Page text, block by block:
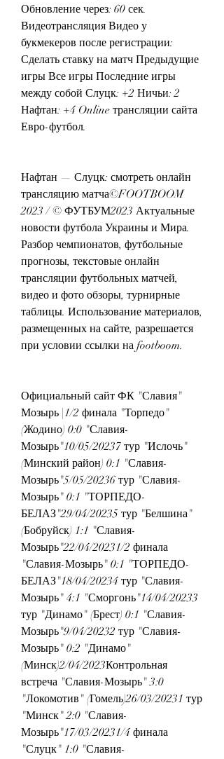
Обновление через: 60 сек.
Видеотрансляция Видео у
букмекеров после регистрации:
Сделать ставку на матч Предыдущие
игры Все игры Последние игры
между собой Слуцк: +2 Ничьи: 2
Нафтан: +4 Online трансляции сайта
Евро-футбол.
Нафтан — Слуцк: смотреть онлайн
трансляцию матча©FOOTBOOM
2023 / © ФУТБУМ2023 Актуальные
новости футбола Украины и Мира.
Разбор чемпионатов, футбольные
прогнозы, текстовые онлайн
трансляции футбольных матчей,
видео и фото обзоры, турнирные
таблицы. Использование материалов,
размещенных на сайте, разрешается
при условии ссылки на footboom.
Официальный сайт ФК "Славия"
Мозырь |1/2 финала "Торпедо"
(Жодино) 0:0 "Славия-
Мозырь"10/05/20237 тур "Ислочь"
(Минский район) 0:1 "Славия-
Мозырь"5/05/20236 тур "Славия-
Мозырь" 0:1 "ТОРПЕДО-
БЕЛАЗ"29/04/20235 тур "Белшина"
(Бобруйск) 1:1 "Славия-
Мозырь"22/04/20231/2 финала
"Славия-Мозырь" 0:1 "ТОРПЕДО-
БЕЛАЗ"18/04/20234 тур "Славия-
Мозырь" 4:1 "Сморгонь"14/04/20233
тур "Динамо" (Брест) 0:1 "Славия-
Мозырь"9/04/20232 тур "Славия-
Мозырь" 0:2 "Динамо"
(Минск)2/04/2023Контрольная
встреча "Славия-Мозырь" 3:0
"Локомотив" (Гомель)26/03/20231 тур
"Минск" 2:0 "Славия-
Мозырь"17/03/20231/4 финала
"Слуцк" 1:0 "Славия-